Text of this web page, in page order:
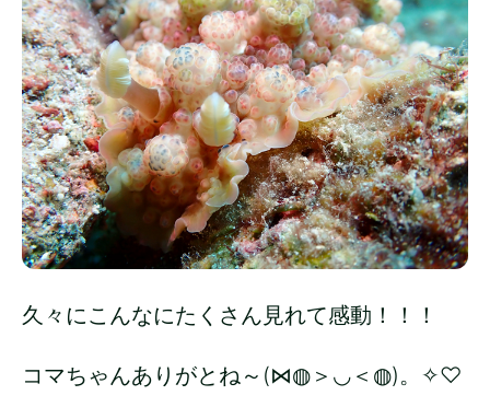
久々にこんなにたくさん見れて感動！！！
コマちゃんありがとね～(⋈◍＞◡＜◍)。✧♡